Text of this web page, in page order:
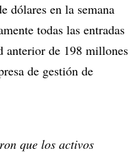
dólares en la semana
todas las entradas
anterior de 198 millones
de gestión de
que los activos